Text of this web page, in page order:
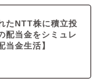
たNTT株に積立投
配当金をシミュレ
当金生活】